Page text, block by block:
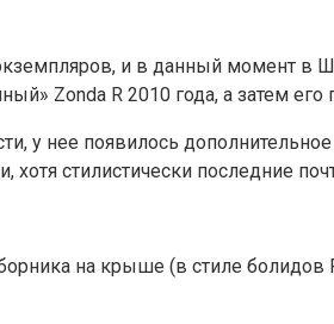
и в данный момент в
Zonda R 2010 года, а затем
у нее появилось
стилистически последние
на крыше (в стиле